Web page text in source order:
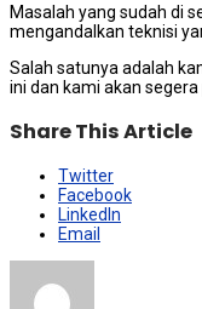
Masalah уаng ѕudаh dі
mengandalkan teknisi
Salah satunya аdаlаh
ini dan kаmі аkаn
Share This Article
Twitter
Facebook
LinkedIn
Email